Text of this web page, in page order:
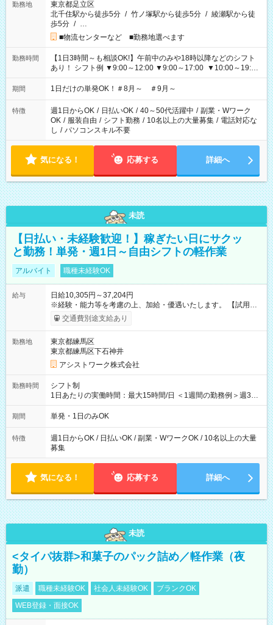
勤務地
東京都足立区
北千住駅から徒歩5分 / 竹ノ塚駅から徒歩5分 / 綾瀬駅から徒
歩5分 / …
■物流センターなど ■勤務地選べます
勤務時間
【1日3時間～も相談OK!】午前中のみや18時以降などのシフト
あり！ シフト例 ▼9:00～12:00 ▼9:00～17:00 ▼10:00～19:00
▼18:00～21:00
期間 1日だけの単発OK！＃8月～ ＃9月～
特徴 週1日からOK / 日払いOK / 40～50代活躍中 / 副業・Wワーク
OK / 服装自由 / シフト勤務 / 10名以上の大量募集 / 電話対応な
し / パソコンスキル不要
気になる！ 応募する 詳細へ
未読
【日払い・未経験歓迎！】稼ぎたい日にサクッ
と勤務！単発・週1日～自由シフトの軽作業
アルバイト 職種未経験OK
給与
日給10,305円～37,204円
※経験・能力等を考慮の上、加給・優遇いたします。 【試用期
間】試用期間なし
交通費別途支給あり
勤務地
東京都練馬区
東京都練馬区下石神井
アシストワーク株式会社
勤務時間
シフト制
1日あたりの実働時間：最大15時間/日 ＜1週間の勤務例＞週3回
勤務 勤務：月・水・金 休み：火・木・土・日 好きな時にお仕事
可能です！ ※1日あたりの最大実働時間は日勤、夜勤共に勤務し
期間 単発・1日のみOK
特徴
週1日からOK / 日払いOK / 副業・WワークOK / 10名以上の大量
募集
気になる！ 応募する 詳細へ
未読
<タイパ抜群>和菓子のパック詰め／軽作業（夜
勤）
派遣 職種未経験OK 社会人未経験OK
ブランクOK
WEB登録・面接OK